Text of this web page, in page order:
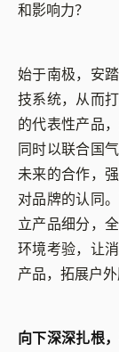
和影响力？
始于南极，安
技系统，从而
的代表性产品
同时以联合国
未来的合作，
对品牌的认同
立产品细分，
环境考验，让
产品，拓展户外
向下深深扎根